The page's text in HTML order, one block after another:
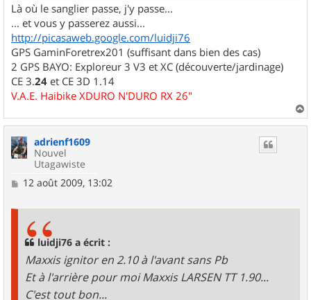
Là où le sanglier passe, j'y passe...
... et vous y passerez aussi...
http://picasaweb.google.com/luidji76
GPS GaminForetrex201 (suffisant dans bien des cas)
2 GPS BAYO: Exploreur 3 V3 et XC (découverte/jardinage)
CE 3.24 et CE 3D 1.14
V.A.E. Haibike XDURO N'DURO RX 26"
a
adrienf1609
Nouvel
Utagawiste
M12 août 2009, 13:02
luidji76 a écrit :
Maxxis ignitor en 2.10 à l'avant sans Pb
Et à l'arrière pour moi Maxxis LARSEN TT 1.90...
C'est tout bon...